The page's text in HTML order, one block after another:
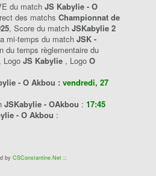
du match JS Kabylie - O
des matchs Championnat de
, Score du match JSKabylie 2
mi-temps du match JSK -
du temps règlementaire du
, Logo JS Kabylie , Logo O
- O Akbou : vendredi, 27
JSKabylie - OAkbou : 17:45
- O Akbou :
by CSConstantine.Net::